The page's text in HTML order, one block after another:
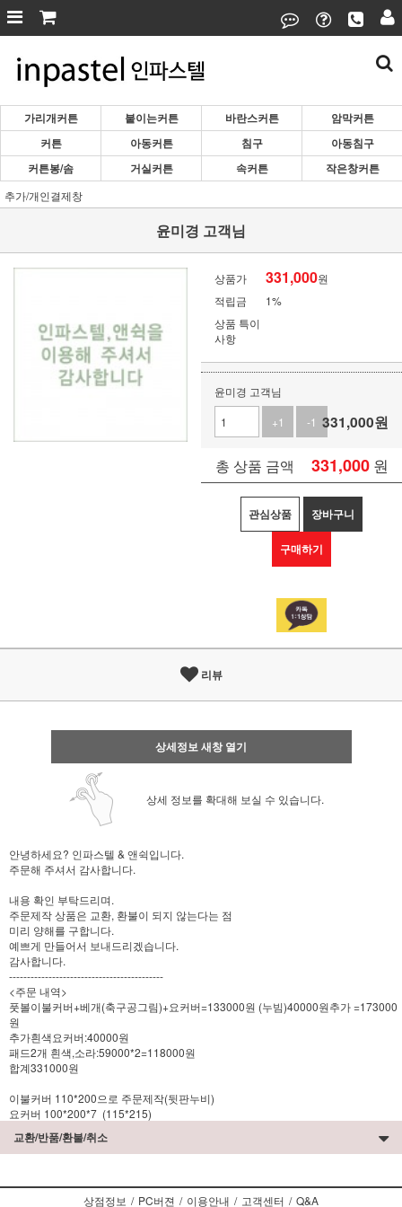
가리개커튼 붙이는커튼 바란스커튼
암막커튼
커튼
아동커튼 침구
아동침구
커튼봉/솜
거실커튼 속커튼 작은창커튼
추가/개인결제창
윤미경 고객님
상품가 331,000원
적립금
1%
상품 특이
사항
윤미경 고객님
+1
-1 331,000원
총 상품 금액 331,000 원
관심상품 장바구니
구매하기
리뷰
상세정보 새창 열기
상세 정보를 확대해 보실 수 있습니다.
안녕하세요? 인파스텔 & 앤쉭입니다.
주문해 주셔서 감사합니다.
내용 확인 부탁드리며.
주문제작 상품은 교환, 환불이 되지 않는다는 점
미리 양해를 구합니다.
예쁘게 만들어서 보내드리겠습니다.
감사합니다.
-------------------------------------------
<주문 내역>
풋볼이불커버+베개(축구공그림)+요커버=133000원 (누빔)40000원추가 =173000
원
추가흰색요커버:40000원
패드2개 흰색,소라:59000*2=118000원
합계331000원
이불커버 110*200으로 주문제작(뒷판누비)
요커버 100*200*7 (115*215)
교환/반품/환불/취소
상점정보 / PC버젼 / 이용안내 / 고객센터 / Q&A